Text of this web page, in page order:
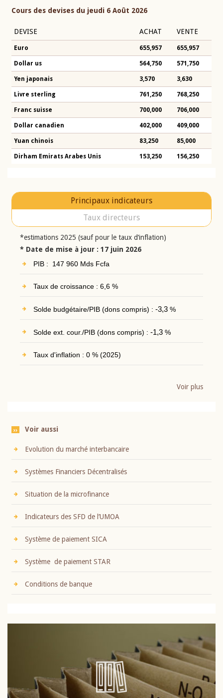
Cours des devises du jeudi 6 Août 2026
DEVISE ACHAT VENTE
Euro 655,957 655,957
Dollar us 564,750 571,750
Yen japonais 3,570 3,630
Livre sterling 761,250 768,250
Franc suisse 700,000 706,000
Dollar canadien 402,000 409,000
Yuan chinois 83,250 85,000
Dirham Emirats Arabes Unis 153,250 156,250
Principaux indicateurs
Taux directeurs
*estimations 2025 (sauf pour le taux d’inflation)
* Date de mise à jour : 17 juin 2026
PIB : 147 960 Mds Fcfa
Taux de croissance : 6,6 %
Solde budgétaire/PIB (dons compris) : -3,3%
Solde ext. cour./PIB (dons compris) : -1,3%
Taux d'inflation : 0 % (2025)
Voir plus
Voir aussi
Evolution du marché interbancaire
Systèmes Financiers Décentralisés
Situation de la microfinance
Indicateurs des SFD de l’UMOA
Système de paiement SICA
Système de paiement STAR
Conditions de banque